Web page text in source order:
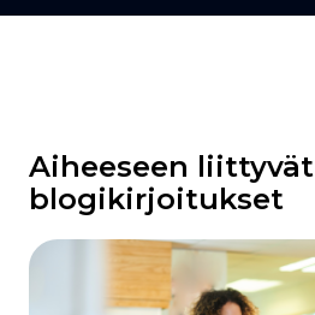
Aiheeseen liittyvät
blogikirjoitukset